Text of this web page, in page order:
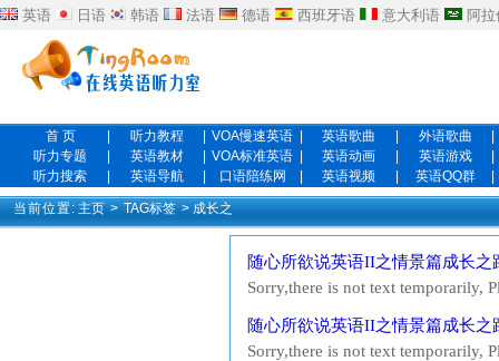
英语 日语 韩语 法语 德语 西班牙语 意大利语 阿
首 页 听力教程 VOA慢速英语 英语歌曲 外语歌曲
听力专题
英语教材 VOA标准英语 英语动画 英语游戏
听力搜索
英语导航 口语陪练网 英语视频 英语QQ群
当前位置: 主页 > TAG标签 > 成长之
随心所欲说英语II之情景篇成长之
Sorry,there is not text
随心所欲说英语II之情景篇成长之
Sorry,there is not text